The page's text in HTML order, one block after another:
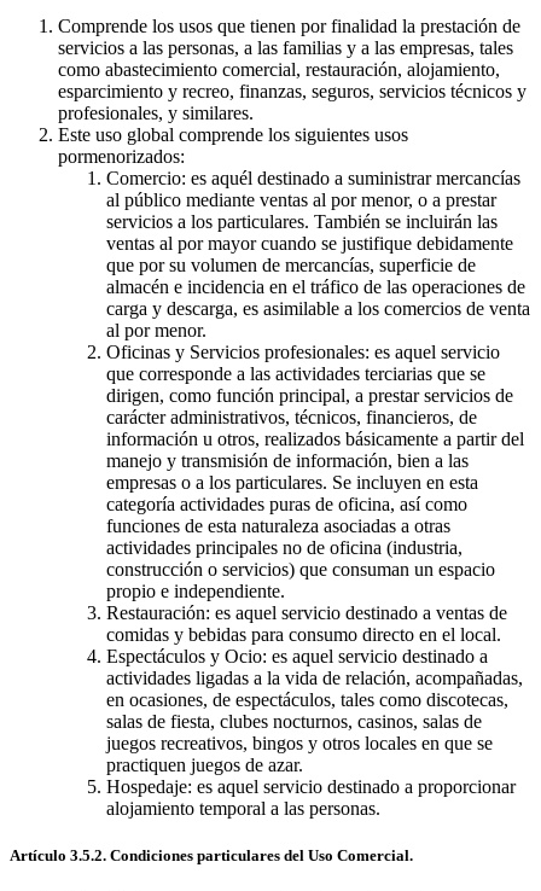
Comprende los usos que tienen por finalidad la prestación de
servicios a las personas, a las familias y a las empresas, tales
como abastecimiento comercial, restauración, alojamiento,
esparcimiento y recreo, finanzas, seguros, servicios técnicos y
profesionales, y similares.
Este uso global comprende los siguientes usos
pormenorizados:
Comercio: es aquél destinado a suministrar mercancías
al público mediante ventas al por menor, o a prestar
servicios a los particulares. También se incluirán las
ventas al por mayor cuando se justifique debidamente
que por su volumen de mercancías, superficie de
almacén e incidencia en el tráfico de las operaciones de
carga y descarga, es asimilable a los comercios de venta
al por menor.
Oficinas y Servicios profesionales: es aquel servicio
que corresponde a las actividades terciarias que se
dirigen, como función principal, a prestar servicios de
carácter administrativos, técnicos, financieros, de
información u otros, realizados básicamente a partir del
manejo y transmisión de información, bien a las
empresas o a los particulares. Se incluyen en esta
categoría actividades puras de oficina, así como
funciones de esta naturaleza asociadas a otras
actividades principales no de oficina (industria,
construcción o servicios) que consuman un espacio
propio e independiente.
Restauración: es aquel servicio destinado a ventas de
comidas y bebidas para consumo directo en el local.
Espectáculos y Ocio: es aquel servicio destinado a
actividades ligadas a la vida de relación, acompañadas,
en ocasiones, de espectáculos, tales como discotecas,
salas de fiesta, clubes nocturnos, casinos, salas de
juegos recreativos, bingos y otros locales en que se
practiquen juegos de azar.
Hospedaje: es aquel servicio destinado a proporcionar
alojamiento temporal a las personas.
Artículo 3.5.2. Condiciones particulares del Uso Comercial.